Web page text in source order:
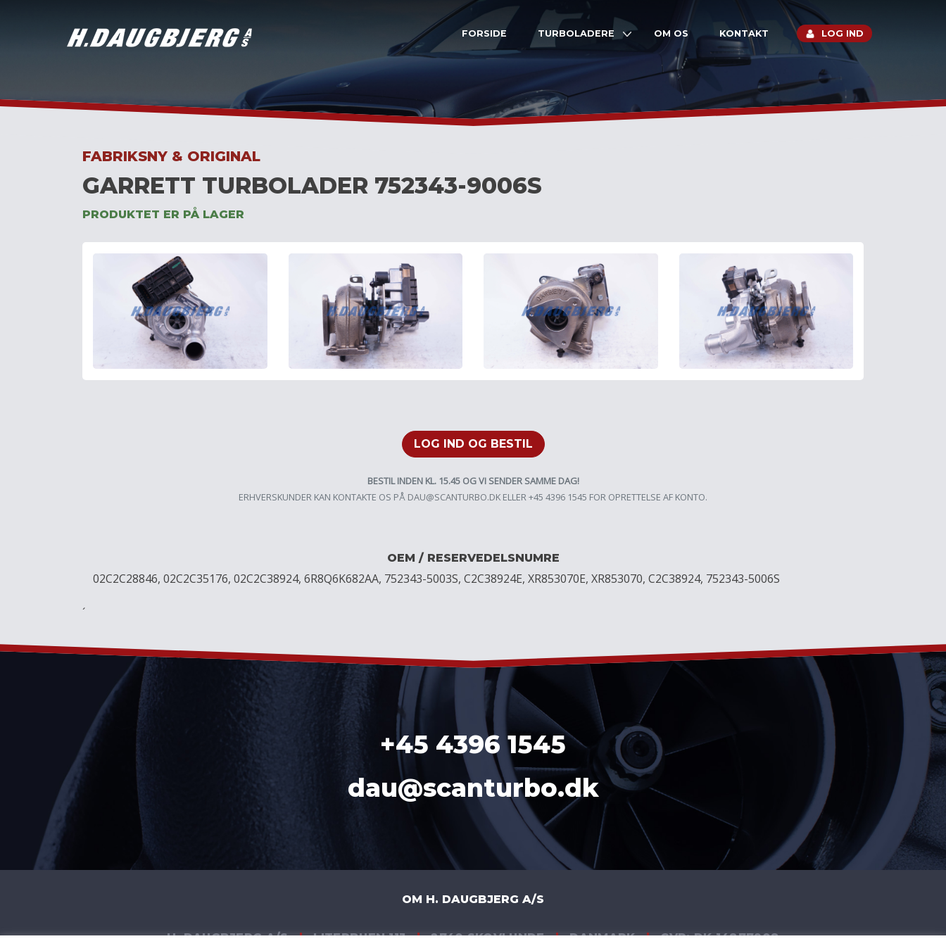
FORSIDE TURBOLADERE OM OS KONTAKT LOG IND
FABRIKSNY & ORIGINAL
GARRETT TURBOLADER 752343-9006S
PRODUKTET ER PÅ LAGER
LOG IND OG BESTIL
BESTIL INDEN KL. 15.45 OG VI SENDER SAMME DAG!
ERHVERSKUNDER KAN KONTAKTE OS PÅ DAU@SCANTURBO.DK ELLER +45 4396 1545 FOR OPRETTELSE AF KONTO.
OEM / RESERVEDELSNUMRE
02C2C28846, 02C2C35176, 02C2C38924, 6R8Q6K682AA, 752343-5003S, C2C38924E, XR853070E, XR853070, C2C38924, 752343-5006S
´
+45 4396 1545
dau@scanturbo.dk
OM H. DAUGBJERG A/S
H. DAUGBJERG A/S | LITERBUEN 11J | 2740 SKOVLUNDE | DANMARK | CVR: DK 14877908